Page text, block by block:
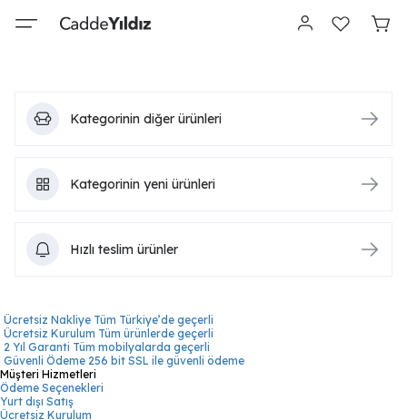
Kategorinin diğer ürünleri
Kategorinin yeni ürünleri
Hızlı teslim ürünler
Ücretsiz Nakliye Tüm Türkiye’de geçerli
Ücretsiz Kurulum Tüm ürünlerde geçerli
2 Yıl Garanti Tüm mobilyalarda geçerli
Güvenli Ödeme 256 bit SSL ile güvenli ödeme
Müşteri Hizmetleri
Ödeme Seçenekleri
Yurt dışı Satış
Ücretsiz Kurulum